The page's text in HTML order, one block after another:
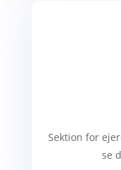
Sektion for
se